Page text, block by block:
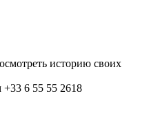
историю своих
+33 6 55 55 2618